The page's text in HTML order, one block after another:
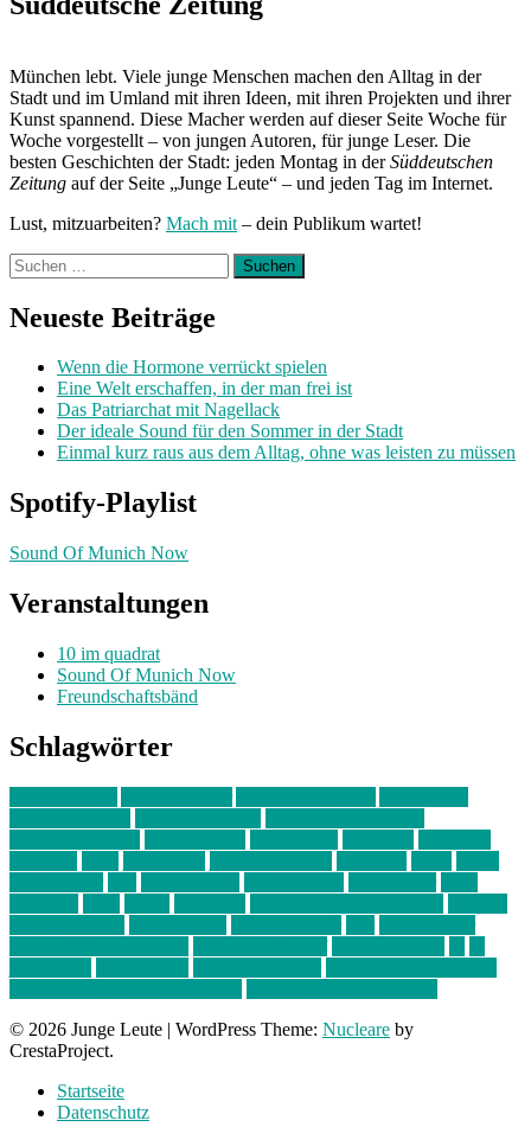
München lebt. Viele junge Menschen machen den Alltag in der
Stadt und im Umland mit ihren Ideen, mit ihren Projekten und ihrer
Kunst spannend. Diese Macher werden auf dieser Seite Woche für
Woche vorgestellt – von jungen Autoren, für junge Leser. Die
besten Geschichten der Stadt: jeden Montag in derSüddeutschen
Zeitung auf der Seite „Junge Leute“ – und jeden Tag im Internet.
Lust, mitzuarbeiten? Mach mit – dein Publikum wartet!
Suchen
nach:
Neueste Beiträge
Wenn die Hormone verrückt spielen
Eine Welt erschaffen, in der man frei ist
Das Patriarchat mit Nagellack
Der ideale Sound für den Sommer in der Stadt
Einmal kurz raus aus dem Alltag, ohne was leisten zu müssen
Spotify-Playlist
Sound Of Munich Now
Veranstaltungen
10 im quadrat
Sound Of Munich Now
Freundschaftsbänd
Schlagwörter
© 2026 Junge Leute | WordPress Theme: Nucleare by
CrestaProject.
Startseite
Datenschutz